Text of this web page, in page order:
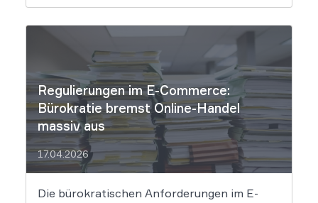
was Shop-Betreiber jetzt umsetzen müssen,
um Abmahnungen zu vermeiden. Bisher
Widerrufsbelehrung über […]
Regulierungen im E-Commerce:
Bürokratie bremst Online-Handel
massiv aus
17.04.2026
Die bürokratischen Anforderungen im E-